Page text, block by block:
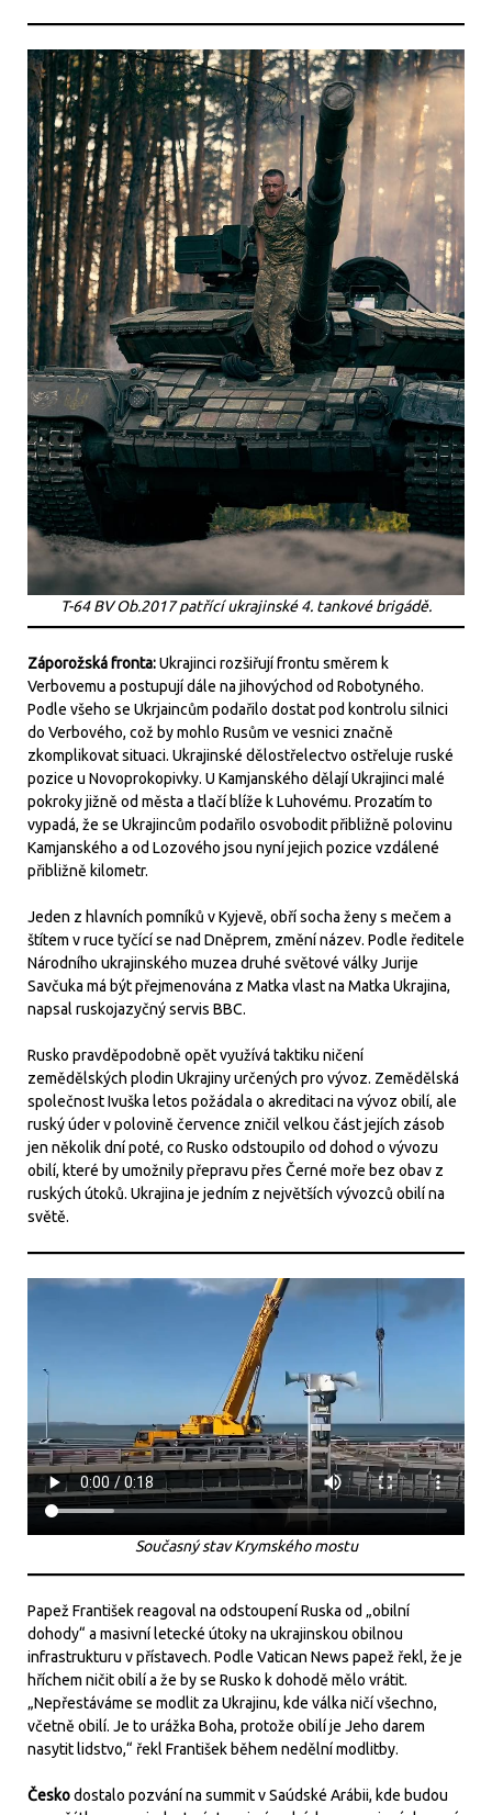
T-64 BV Ob.2017 patřící ukrajinské 4. tankové brigádě.
Záporožská fronta:Ukrajinci rozšiřují frontu směrem k
Verbovemu a postupují dále na jihovýchod od Robotyného.
Podle všeho se Ukrjaincům podařilo dostat pod kontrolu silnici
do Verbového, což by mohlo Rusům ve vesnici značně
zkomplikovat situaci. Ukrajinské dělostřelectvo ostřeluje ruské
pozice u Novoprokopivky. U Kamjanského dělají Ukrajinci malé
pokroky jižně od města a tlačí blíže k Luhovému. Prozatím to
vypadá, že se Ukrajincům podařilo osvobodit přibližně polovinu
Kamjanského a od Lozového jsou nyní jejich pozice vzdálené
přibližně kilometr.
Jeden z hlavních pomníků v Kyjevě, obří socha ženy s mečem a
štítem v ruce tyčící se nad Dněprem, změní název. Podle ředitele
Národního ukrajinského muzea druhé světové války Jurije
Savčuka má být přejmenována z Matka vlast na Matka Ukrajina,
napsal ruskojazyčný servis BBC.
Rusko pravděpodobně opět využívá taktiku ničení
zemědělských plodin Ukrajiny určených pro vývoz. Zemědělská
společnost Ivuška letos požádala o akreditaci na vývoz obilí, ale
ruský úder v polovině července zničil velkou část jejích zásob
jen několik dní poté, co Rusko odstoupilo od dohod o vývozu
obilí, které by umožnily přepravu přes Černé moře bez obav z
ruských útoků. Ukrajina je jedním z největších vývozců obilí na
světě.
Současný stav Krymského mostu
Papež František reagoval na odstoupení Ruska od „obilní
dohody“ a masivní letecké útoky na ukrajinskou obilnou
infrastrukturu v přístavech. Podle Vatican News papež řekl, že je
hříchem ničit obilí a že by se Rusko k dohodě mělo vrátit.
„Nepřestáváme se modlit za Ukrajinu, kde válka ničí všechno,
včetně obilí. Je to urážka Boha, protože obilí je Jeho darem
nasytit lidstvo,“ řekl František během nedělní modlitby.
Českodostalo pozvání na summit v Saúdské Arábii, kde budou